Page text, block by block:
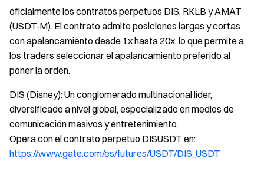
oficialmente los contratos perpetuos DIS, RKLB y AMAT
(USDT-M). El contrato admite posiciones largas y cortas
con apalancamiento desde 1x hasta 20x, lo que permite a
los traders seleccionar el apalancamiento preferido al
poner la orden.
DIS (Disney): Un conglomerado multinacional líder,
diversificado a nivel global, especializado en medios de
comunicación masivos y entretenimiento.
Opera con el contrato perpetuo DISUSDT en:
https://www.gate.com/es/futures/USDT/DIS_USDT